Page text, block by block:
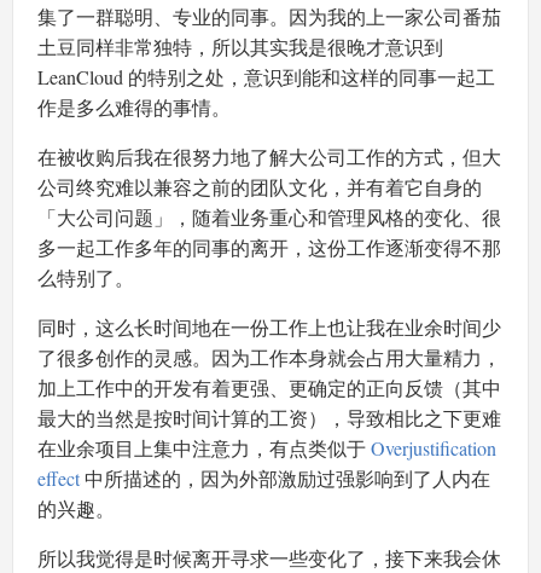
集了一群聪明、专业的同事。因为我的上一家公司番茄
土豆同样非常独特，所以其实我是很晚才意识到
LeanCloud 的特别之处，意识到能和这样的同事一起工
作是多么难得的事情。
在被收购后我在很努力地了解大公司工作的方式，但大
公司终究难以兼容之前的团队文化，并有着它自身的
「大公司问题」，随着业务重心和管理风格的变化、很
多一起工作多年的同事的离开，这份工作逐渐变得不那
么特别了。
同时，这么长时间地在一份工作上也让我在业余时间少
了很多创作的灵感。因为工作本身就会占用大量精力，
加上工作中的开发有着更强、更确定的正向反馈（其中
最大的当然是按时间计算的工资），导致相比之下更难
在业余项目上集中注意力，有点类似于Overjustification
effect 中所描述的，因为外部激励过强影响到了人内在
的兴趣。
所以我觉得是时候离开寻求一些变化了，接下来我会休